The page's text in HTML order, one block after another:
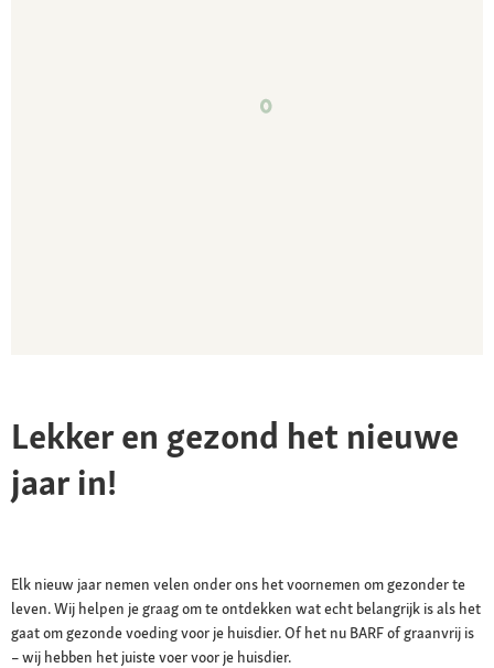
Lekker en gezond het nieuwe
jaar in!
Elk nieuw jaar nemen velen onder ons het voornemen om gezonder te
leven. Wij helpen je graag om te ontdekken wat echt belangrijk is als het
gaat om gezonde voeding voor je huisdier. Of het nu BARF of graanvrij is
– wij hebben het juiste voer voor je huisdier.